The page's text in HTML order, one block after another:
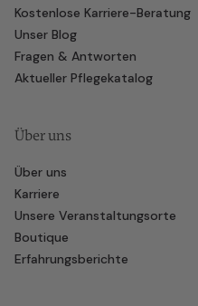
Kostenlose Karriere-Beratung
Unser Blog
Fragen & Antworten
Aktueller Pflegekatalog
Über uns
Über uns
Karriere
Unsere Veranstaltungsorte
Boutique
Erfahrungsberichte